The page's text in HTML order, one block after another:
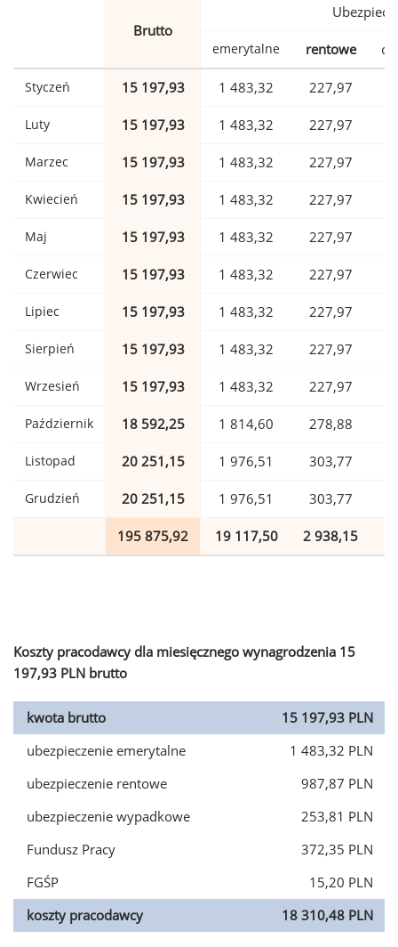
Brutto
emerytalne rentowe
Styczeń 15 197,93 1 483,32 227,97
Luty 15 197,93 1 483,32 227,97
Marzec 15 197,93 1 483,32 227,97
Kwiecień 15 197,93 1 483,32 227,97
Maj 15 197,93 1 483,32 227,97
Czerwiec 15 197,93 1 483,32 227,97
Lipiec 15 197,93 1 483,32 227,97
Sierpień 15 197,93 1 483,32 227,97
Wrzesień 15 197,93 1 483,32 227,97
Październik 18 592,25 1 814,60 278,88
Listopad 20 251,15 1 976,51 303,77
Grudzień 20 251,15 1 976,51 303,77
195 875,92 19 117,50 2 938,15
Koszty pracodawcy dla miesięcznego wynagrodzenia 15
197,93 PLN brutto
kwota brutto
15 197,93 PLN
ubezpieczenie emerytalne
1 483,32 PLN
ubezpieczenie rentowe
987,87 PLN
ubezpieczenie wypadkowe
253,81 PLN
Fundusz Pracy
372,35 PLN
FGŚP
15,20 PLN
koszty pracodawcy
18 310,48 PLN